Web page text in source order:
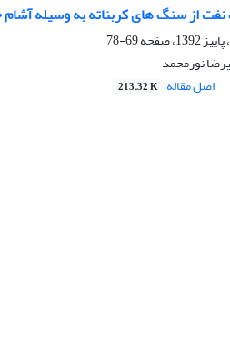
نفت از سنگ های کربناته به وسیله
69-78
نورمحمد
اصل مقاله 213.32 K